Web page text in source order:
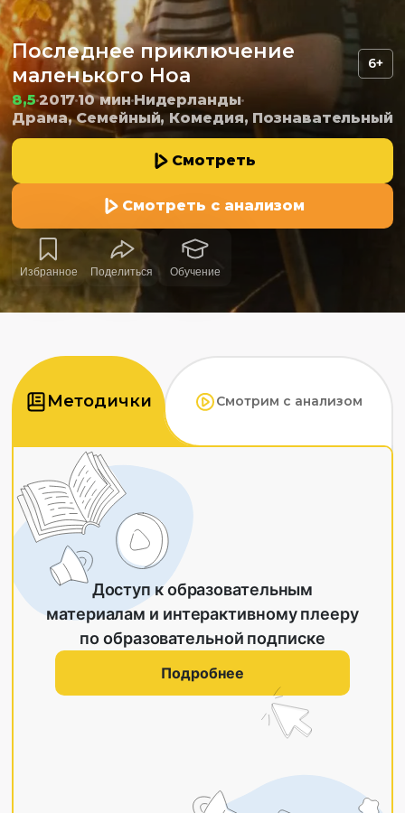
Последнее приключение
маленького Ноа
6+
8,5201710 минНидерланды
Драма, Семейный, Комедия, Познавательный
Смотреть
Смотреть с анализом
Избранное Поделиться Обучение
Методички Смотрим с анализом
Доступ к образовательным
материалам и интерактивному плееру
по образовательной подписке
Подробнее